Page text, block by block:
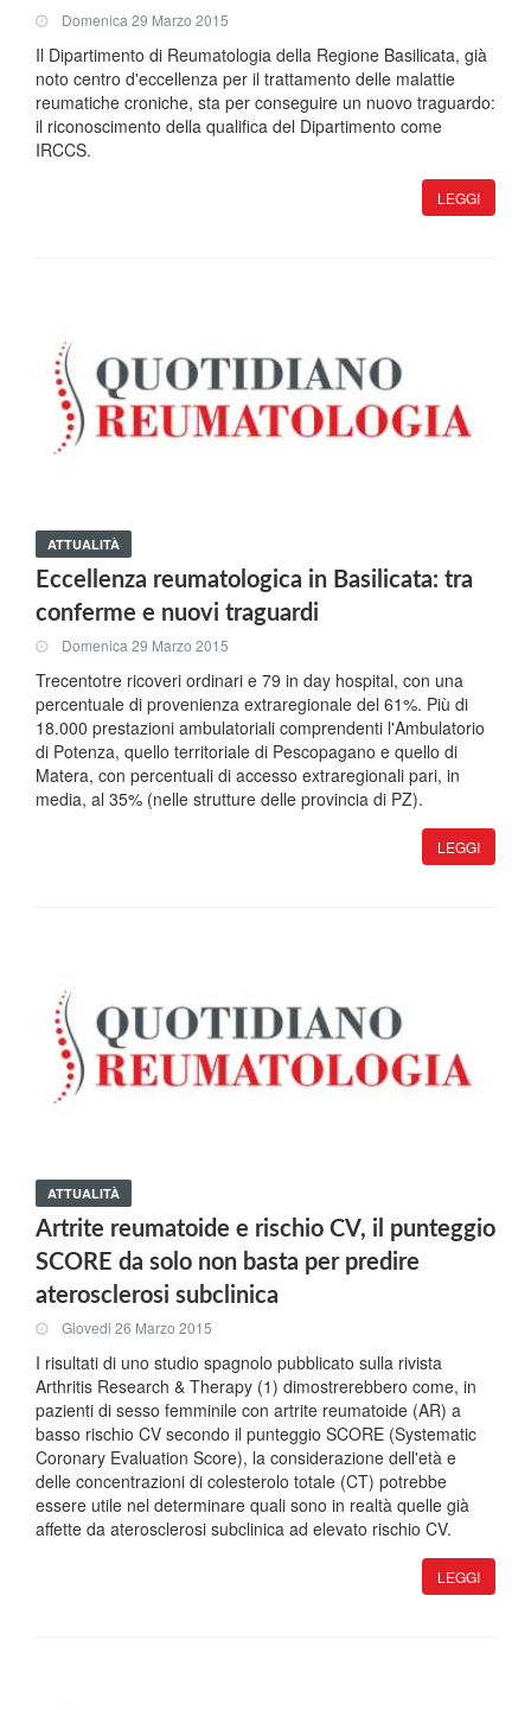
Domenica 29 Marzo 2015
Il Dipartimento di Reumatologia della Regione Basilicata, già
noto centro d'eccellenza per il trattamento delle malattie
reumatiche croniche, sta per conseguire un nuovo traguardo:
il riconoscimento della qualifica del Dipartimento come
IRCCS.
LEGGI
ATTUALITÀ
Eccellenza reumatologica in Basilicata: tra
conferme e nuovi traguardi
Domenica 29 Marzo 2015
Trecentotre ricoveri ordinari e 79 in day hospital, con una
percentuale di provenienza extraregionale del 61%. Più di
18.000 prestazioni ambulatoriali comprendenti l'Ambulatorio
di Potenza, quello territoriale di Pescopagano e quello di
Matera, con percentuali di accesso extraregionali pari, in
media, al 35% (nelle strutture delle provincia di PZ).
LEGGI
ATTUALITÀ
Artrite reumatoide e rischio CV, il punteggio
SCORE da solo non basta per predire
aterosclerosi subclinica
Giovedi 26 Marzo 2015
I risultati di uno studio spagnolo pubblicato sulla rivista
Arthritis Research & Therapy (1) dimostrerebbero come, in
pazienti di sesso femminile con artrite reumatoide (AR) a
basso rischio CV secondo il punteggio SCORE (Systematic
Coronary Evaluation Score), la considerazione dell'età e
delle concentrazioni di colesterolo totale (CT) potrebbe
essere utile nel determinare quali sono in realtà quelle già
affette da aterosclerosi subclinica ad elevato rischio CV.
LEGGI